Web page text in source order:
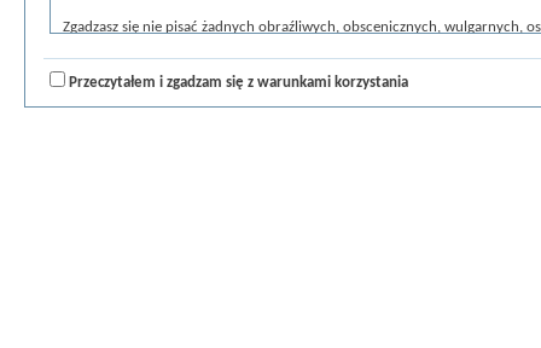
Zgadzasz się nie pisać żadnych obraźliwych, obscenicznych, wulgarnych,
webmaster, administrator i moderatorzy tego forum mają prawo do
które wpiszesz będą przechowywane w bazie danych. Informacje te nie
Przeczytałem i zgadzam się z warunkami korzystania